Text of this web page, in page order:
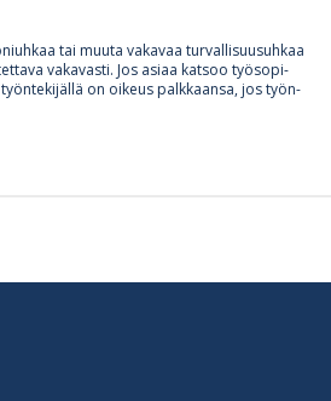
tai muuta va­ka­vaa tur­val­li­suusuh­kaa
va­ka­vasti. Jos asiaa kat­soo työ­so­pi­
on oi­keus palk­kaansa, jos työn­